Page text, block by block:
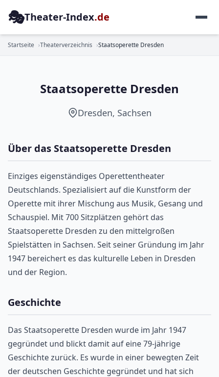
🎭Theater-Index.de
Startseite Theaterverzeichnis Staatsoperette Dresden
OPERETTE
Staatsoperette Dresden
Dresden, Sachsen
Über das Staatsoperette Dresden
Einziges eigenständiges Operettentheater
Deutschlands. Spezialisiert auf die Kunstform der
Operette mit ihrer Mischung aus Musik, Gesang und
Schauspiel. Mit 700 Sitzplätzen gehört das
Staatsoperette Dresden zu den mittelgroßen
Spielstätten in Sachsen. Seit seiner Gründung im Jahr
1947 bereichert es das kulturelle Leben in Dresden
und der Region.
Geschichte
Das Staatsoperette Dresden wurde im Jahr 1947
gegründet und blickt damit auf eine 79-jährige
Geschichte zurück. Es wurde in einer bewegten Zeit
der deutschen Geschichte gegründet und hat sich